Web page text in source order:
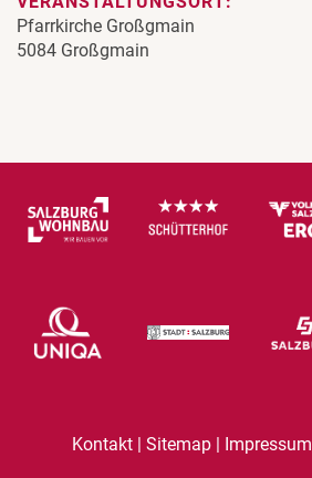
Pfarrkirche Großgmain
5084 Großgmain
Kontakt | Sitemap | Impressum